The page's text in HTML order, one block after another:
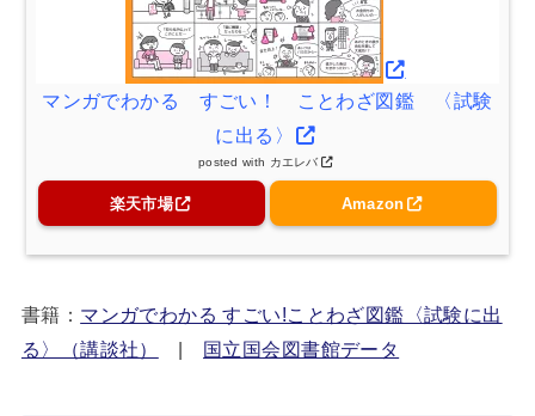
マンガでわかる すごい！ ことわざ図鑑 〈試験
に出る〉
posted with カエレバ
楽天市場 Amazon
書籍： マンガでわかる すごい!ことわざ図鑑〈試験に出
る〉（講談社）
| 国立国会図書館データ